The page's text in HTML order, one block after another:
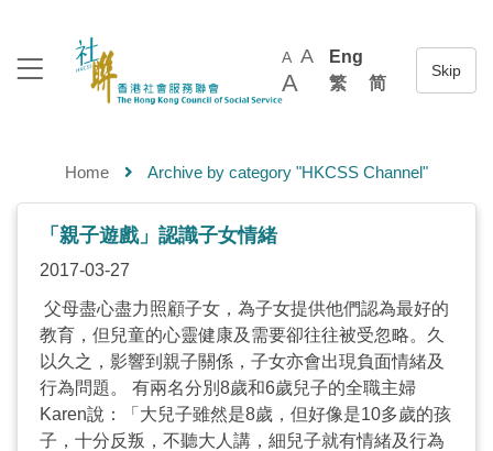
A A
A
Eng
繁
简
Home Archive by category "HKCSS Channel"
「親子遊戲」認識子女情緒
2017-03-27
父母盡心盡力照顧子女，為子女提供他們認為最好的
教育，但兒童的心靈健康及需要卻往往被受忽略。久
以久之，影響到親子關係，子女亦會出現負面情緒及
行為問題。 有兩名分別8歲和6歲兒子的全職主婦
Karen說：「大兒子雖然是8歲，但好像是10多歲的孩
子，十分反叛，不聽大人講，細兒子就有情緒及行為